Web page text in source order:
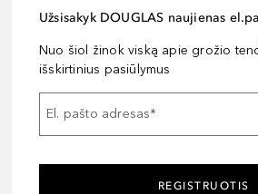
Užsisakyk DOUGLAS naujienas
Nuo šiol žinok viską apie grožio
išskirtinius pasiūlymus
El. pašto adresas*
REGISTRUOTIS